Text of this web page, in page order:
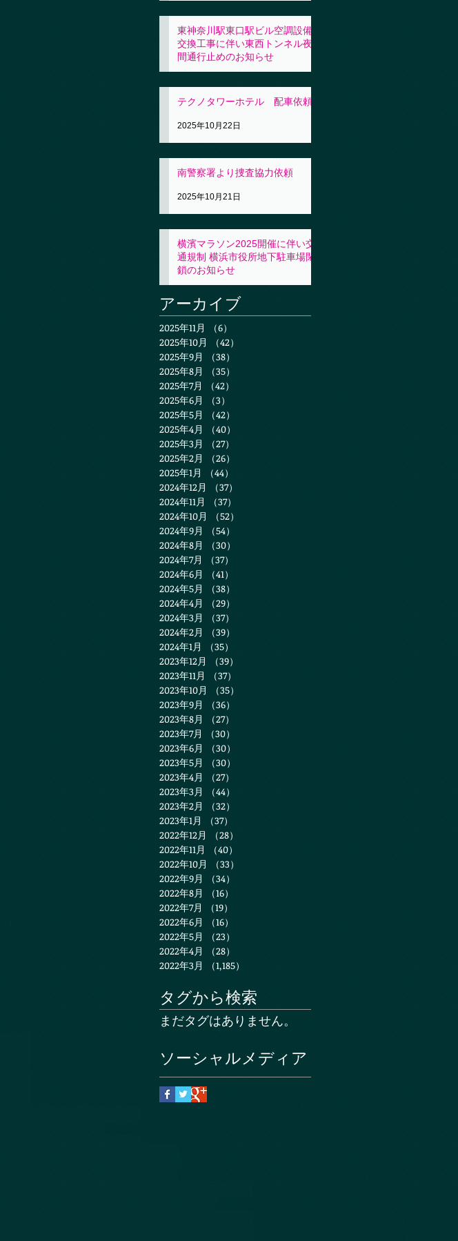
東神奈川駅東口駅ビル空調設備
交換工事に伴い東西トンネル夜
間通行止めのお知らせ
テクノタワーホテル 配車依頼
2025年10月22日
南警察署より捜査協力依頼
2025年10月21日
横濱マラソン2025開催に伴い交
通規制 横浜市役所地下駐車場閉
鎖のお知らせ
アーカイブ
2025年11月 （6）
2025年10月
（42）
2025年9月
（38）
2025年8月
（35）
2025年7月
（42）
2025年6月
（3）
2025年5月
（42）
2025年4月
（40）
2025年3月
（27）
2025年2月
（26）
2025年1月
（44）
2024年12月
（37）
2024年11月
（37）
2024年10月
（52）
2024年9月
（54）
2024年8月
（30）
2024年7月
（37）
2024年6月
（41）
2024年5月
（38）
2024年4月
（29）
2024年3月
（37）
2024年2月
（39）
2024年1月
（35）
2023年12月
（39）
2023年11月
（37）
2023年10月
（35）
2023年9月
（36）
2023年8月
（27）
2023年7月
（30）
2023年6月
（30）
2023年5月
（30）
2023年4月
（27）
2023年3月
（44）
2023年2月
（32）
2023年1月
（37）
2022年12月
（28）
2022年11月
（40）
2022年10月
（33）
2022年9月
（34）
2022年8月
（16）
2022年7月
（19）
2022年6月
（16）
2022年5月
（23）
2022年4月
（28）
2022年3月
（1,185）
タグから検索
まだタグはありません。
ソーシャルメディア